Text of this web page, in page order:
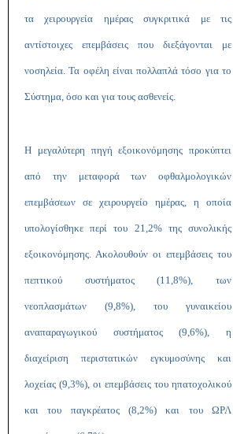
τα χειρουργεία ημέρας συγκριτικά με τις
αντίστοιχες επεμβάσεις που διεξάγονται με
νοσηλεία. Τα οφέλη είναι πολλαπλά τόσο για το
Σύστημα, όσο και για τους ασθενείς.
Η μεγαλύτερη πηγή εξοικονόμησης προκύπτει
από την μεταφορά των οφθαλμολογικών
επεμβάσεων σε χειρουργείο ημέρας, η οποία
υπολογίσθηκε περί του 21,2% της συνολικής
εξοικονόμησης. Ακολουθούν οι επεμβάσεις του
πεπτικού συστήματος (11,8%), των
νεοπλασμάτων (9,8%), του γυναικείου
αναπαραγωγικού συστήματος (9,6%), η
διαχείριση περιστατικών εγκυμοσύνης και
λοχείας (9,3%), οι επεμβάσεις του ηπατοχολικού
και του παγκρέατος (8,2%) και του ΩΡΛ